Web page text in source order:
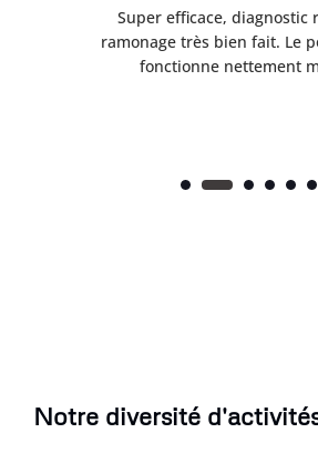
Super efficace, diagnostic
ramonage très bien fait. Le
fonctionne nettement
Notre diversité